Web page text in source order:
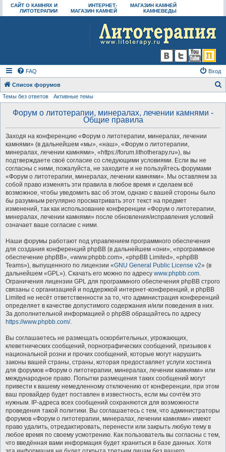
САЙТ О КАМНЯХ И
ЛИТОТЕРАПИИ
ИНТЕРНЕТ-
МАГАЗИН КАМНЕЙ
МАГАЗИН КАМНЕЙ
КАМНЕВЕДЫ
FAQ Вход
Список форумов
Темы без ответов Активные темы
Форум о литотерапии, минералах, лечении камнями -
Общие правила
Заходя на конференцию «Форум о литотерапии, минералах, лечении
камнями» (в дальнейшем «мы», «наш», «Форум о литотерапии,
минералах, лечении камнями», «https://forum.lithotherapy.ru»), вы
подтверждаете своё согласие со следующими условиями. Если вы не
согласны с ними, пожалуйста, не заходите и не пользуйтесь форумами
«Форум о литотерапии, минералах, лечении камнями». Мы оставляем за
собой право изменять эти правила в любое время и сделаем всё
возможное, чтобы уведомить вас об этом, однако с вашей стороны было
бы разумным регулярно просматривать этот текст на предмет
изменений, так как использование конференции «Форум о литотерапии,
минералах, лечении камнями» после обновления/исправления условий
означает ваше согласие с ними.
Наши форумы работают под управлением программного обеспечения
для создания конференций phpBB (в дальнейшем «они», «программное
обеспечение phpBB», «www.phpbb.com», «phpBB Limited», «phpBB
Teams»), выпущенного по лицензии «GNU General Public License v2» (в
дальнейшем «GPL»). Скачать его можно по адресу www.phpbb.com.
Ограничения лицензии GPL для программного обеспечения phpBB строго
связаны с организацией и поддержкой интернет-конференций, и phpBB
Limited не несёт ответственности за то, что администрация конференций
определяет в качестве допустимого содержания и/или поведения в них.
За дополнительной информацией о phpBB обращайтесь по адресу
https://www.phpbb.com/.
Вы соглашаетесь не размещать оскорбительных, угрожающих,
клеветнических сообщений, порнографических сообщений, призывов к
национальной розни и прочих сообщений, которые могут нарушить
законы вашей страны, страны, которая предоставляет услуги хостинга
для форумов «Форум о литотерапии, минералах, лечении камнями» или
международное право. Попытки размещения таких сообщений могут
привести к вашему немедленному отключению от конференции, при этом
ваш провайдер будет поставлен в известность, если мы сочтём это
нужным. IP-адреса всех сообщений сохраняются для возможности
проведения такой политики. Вы соглашаетесь с тем, что администраторы
форумов «Форум о литотерапии, минералах, лечении камнями» имеют
право удалить, отредактировать, перенести или закрыть любую тему в
любое время по своему усмотрению. Как пользователь вы согласны с тем,
что введённая вами информация будет храниться в базе данных. Хотя